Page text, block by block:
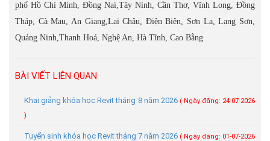
phố Hồ Chí Minh, Đồng Nai,Tây Ninh, Cần Thơ, Vĩnh Long, Đồng
Tháp, Cà Mau, An Giang,Lai Châu, Điện Biên, Sơn La, Lạng Sơn,
Quảng Ninh,Thanh Hoá, Nghệ An, Hà Tĩnh, Cao Bằng
BÀI VIẾT LIÊN QUAN
Khai giảng khóa học Revit tháng 8 năm 2026 ( Ngày đăng: 24-07-2026
)
Tuyển sinh khóa học Revit tháng 7 năm 2026 ( Ngày đăng: 01-07-2026